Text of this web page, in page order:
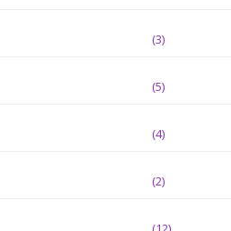
(3)
(5)
(4)
(2)